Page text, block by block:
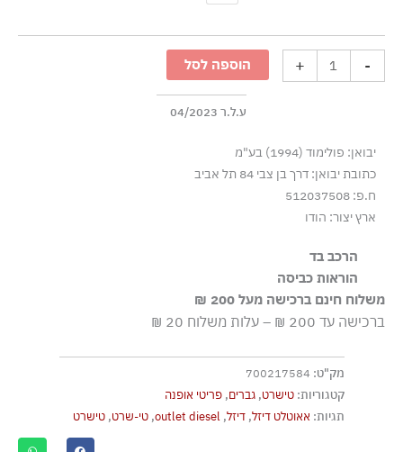
-
קצרה
עם
שחור
+ הוספה לסל
ע.ל.ר 04/2023
יבואן: פולימוד (1994) בע"מ
כתובת יבואן: דרך בן צבי 84 תל אביב
ח.פ: 512037508
ארץ יצור: הודו
הרכב בד
100% כותנה
הוראות כביסה
כביסה עדינה במכונה עד-30°C
ללא חומרי הלבנה, ללא השריה
גיהוץ בחום נמוך
אסור לנקות בניקוי יבש
אסור לייבש במכונת ייבוש
משלוח חינם ברכישה מעל 200 ₪
ברכישה עד 200 ₪ – עלות משלוח 20 ₪
מק"ט: 700217584
קטגוריות:טישרט,גברים,פריטי אופנה
תגיות: אאוטלט דיזל,דיזל,
outlet diesel
,טי-שרט,טישרט